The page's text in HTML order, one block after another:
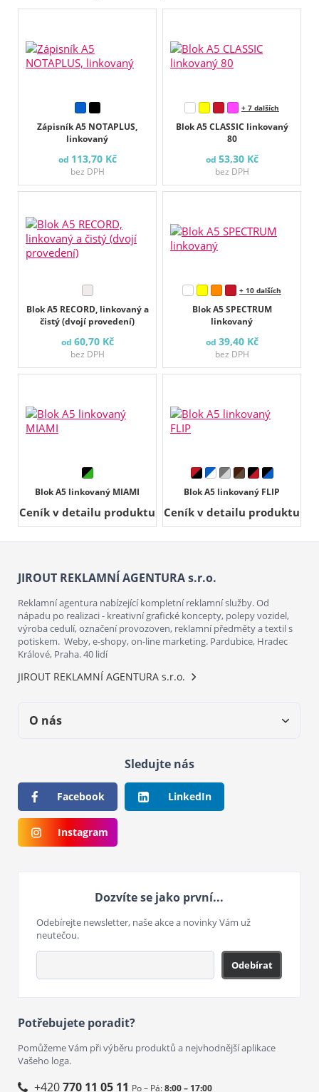
Zápisník A5 NOTAPLUS,
linkovaný
od 113,70 Kč
bez DPH
Blok A5 CLASSIC linkovaný
80
+ 7 dalších
od 53,30 Kč
bez DPH
Blok A5 RECORD, linkovaný a
čistý (dvojí provedení)
od 60,70 Kč
bez DPH
Blok A5 SPECTRUM
linkovaný
+ 10 dalších
od 39,40 Kč
bez DPH
Blok A5 linkovaný MIAMI
Ceník v detailu produktu
Blok A5 linkovaný FLIP
Ceník v detailu produktu
JIROUT REKLAMNÍ AGENTURA s.r.o.
Reklamní agentura nabízející kompletní reklamní služby. Od
nápadu po realizaci - kreativní grafické koncepty, polepy vozidel,
výroba cedulí, označení provozoven, reklamní předměty a textil s
potiskem. Weby, e-shopy, on-line marketing. Pardubice, Hradec
Králové, Praha. 40 lidí
JIROUT REKLAMNÍ AGENTURA s.r.o.
O nás
Sledujte nás
Facebook LinkedIn
Instagram
Dozvíte se jako první...
Odebírejte newsletter, naše akce a novinky Vám už
neutečou.
Odebírat
Potřebujete poradit?
Pomůžeme Vám při výběru produktů a nejvhodnější aplikace
Vašeho loga.
+420770 11 05 11 Po – Pá:8:00 – 17:00